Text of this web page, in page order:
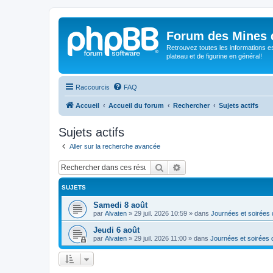
Forum des Mines
Retrouvez toutes les informations
plateau et de figurine en général!
Raccourcis FAQ
Accueil Accueil du forum Rechercher Sujets actifs
Sujets actifs
Aller sur la recherche avancée
Rechercher
SUJETS
Samedi 8 août
par Alvaten » 29 juil. 2026 10:59 » dans Journées et soirées
Jeudi 6 août
par Alvaten » 29 juil. 2026 11:00 » dans Journées et soirées